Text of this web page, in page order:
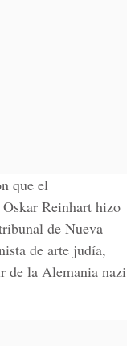
que el
Reinhart hizo
de Nueva
de arte judía,
de la Alemania nazi